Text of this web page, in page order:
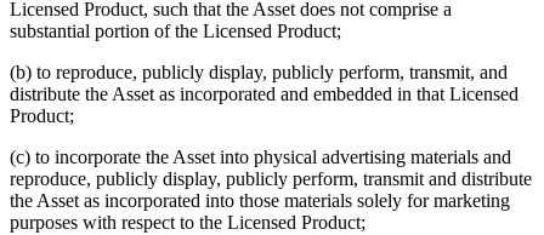
Licensed Product, such that the Asset does not comprise a
substantial portion of the Licensed Product;
(b) to reproduce, publicly display, publicly perform, transmit, and
distribute the Asset as incorporated and embedded in that Licensed
Product;
(c) to incorporate the Asset into physical advertising materials and
reproduce, publicly display, publicly perform, transmit and distribute
the Asset as incorporated into those materials solely for marketing
purposes with respect to the Licensed Product;